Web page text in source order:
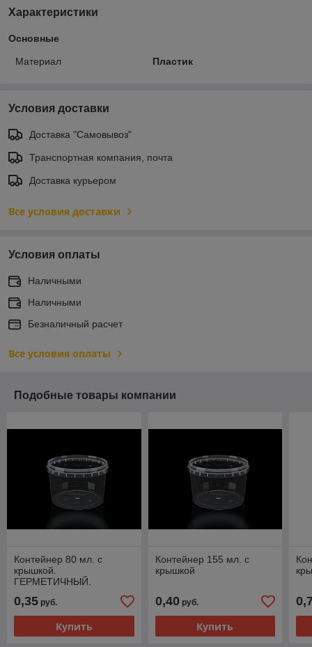
Характеристики
Основные
Материал Пластик
Условия доставки
Доставка "Самовывоз"
Транспортная компания, почта
Доставка курьером
Все условия доставки
Условия оплаты
Наличными
Наличными
Безналичный расчет
Все условия оплаты
Подобные товары компании
Контейнер 80 мл. с
крышкой.
ГЕРМЕТИЧНЫЙ.
0,35 руб.
Купить
Контейнер 155 мл. с
крышкой
0,40руб.
Купить